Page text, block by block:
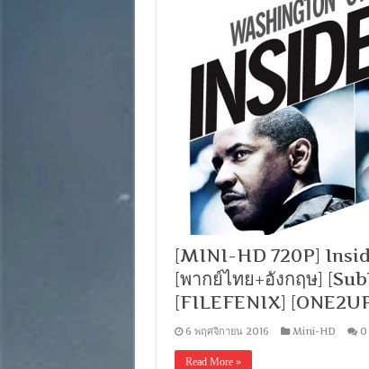
[MINI-HD 720P]
[พากย์ไทย+อังกฤษ]
[FILEFENIX]
6 พฤศจิกายน 2016 Mini-HD 0
Read More »